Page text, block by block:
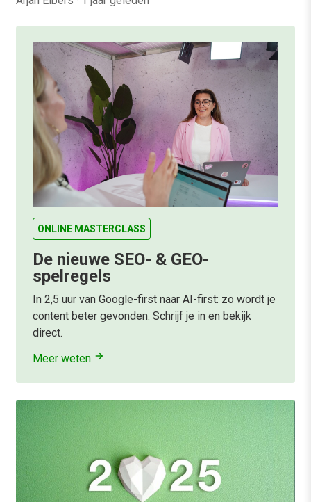
ONLINE MASTERCLASS
De nieuwe SEO- & GEO-
spelregels
In 2,5 uur van Google-first naar AI-first: zo wordt je
content beter gevonden. Schrijf je in en bekijk
direct.
Meer weten